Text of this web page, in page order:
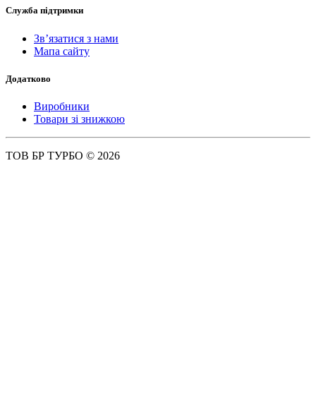
Служба підтримки
Зв’язатися з нами
Мапа сайту
Додатково
Виробники
Товари зі знижкою
ТОВ БР ТУРБО © 2026